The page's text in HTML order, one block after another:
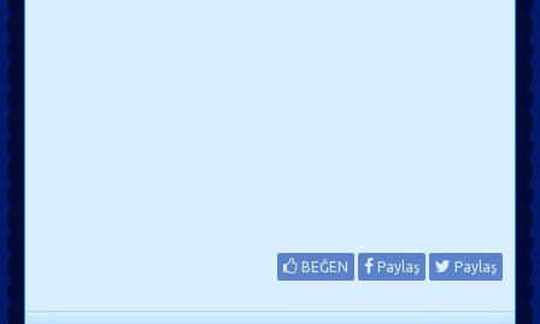
BEĞEN Paylaş Paylaş